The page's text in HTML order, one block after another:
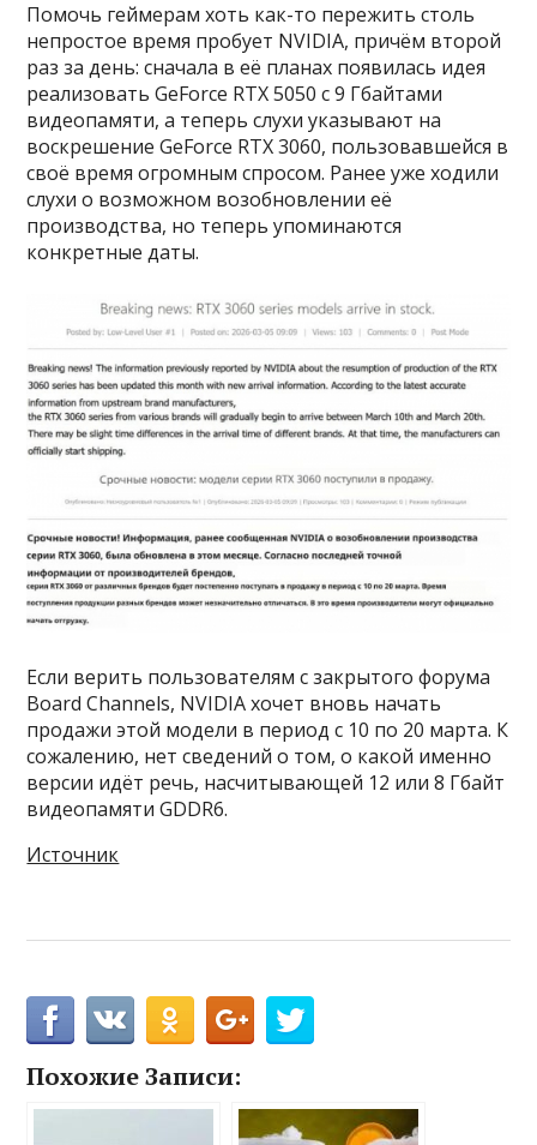
Помочь геймерам хоть как-то пережить столь
непростое время пробует NVIDIA, причём второй
раз за день: сначала в её планах появилась идея
реализовать GeForce RTX 5050 с 9 Гбайтами
видеопамяти, а теперь слухи указывают на
воскрешение GeForce RTX 3060, пользовавшейся в
своё время огромным спросом. Ранее уже ходили
слухи о возможном возобновлении её
производства, но теперь упоминаются
конкретные даты.
Если верить пользователям с закрытого форума
Board Channels, NVIDIA хочет вновь начать
продажи этой модели в период с 10 по 20 марта. К
сожалению, нет сведений о том, о какой именно
версии идёт речь, насчитывающей 12 или 8 Гбайт
видеопамяти GDDR6.
Источник
Похожие Записи: